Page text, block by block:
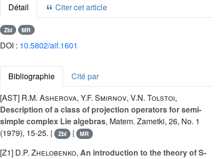
Détail Citer cet article
Zbl MR
DOI : 10.5802/aif.1601
Bibliographie
Cité par
[AST] R.M. Asherova, Y.F. Smirnov, V.N. Tolstoi,
Description of a class of projection operators for semi-
simple complex Lie algebras, Matem. Zametki, 26, No. 1
(1979), 15-25. |
Zbl | MR
[Z1] D.P. Zhelobenko, An introduction to the theory of S-